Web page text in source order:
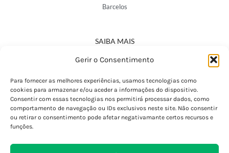
Gerir o Consentimento
Para fornecer as melhores experiências, usamos tecnologias como
cookies para armazenar e/ou aceder a informações do dispositivo.
Consentir com essas tecnologias nos permitirá processar dados, como
comportamento de navegação ou IDs exclusivos neste site. Não consentir
ou retirar o consentimento pode afetar negativamante certos recursos e
funções.
Barcelos
SAIBA MAIS
Política de Privacidade
Termos e Condições
Perguntas Frequentes
Custos de Envio
Encomendas Internacionais
Devoluções e Trocas